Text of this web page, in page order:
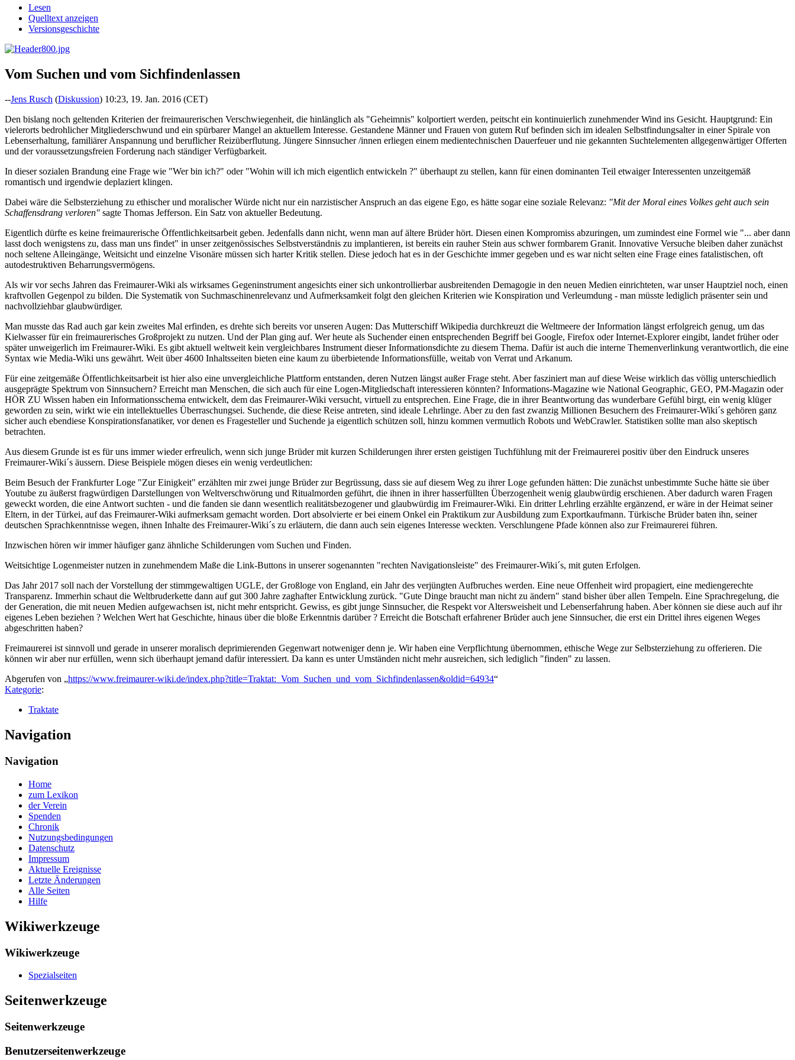
Lesen
Quelltext anzeigen
Versionsgeschichte
Vom Suchen und vom Sichfindenlassen
--Jens Rusch (Diskussion) 10:23, 19. Jan. 2016 (CET)
Den bislang noch geltenden Kriterien der freimaurerischen Verschwiegenheit, die hinlänglich als "Geheimnis" kolportiert werden, peitscht ein kontinuierlich zunehmender Wind ins Gesicht. Hauptgrund: Ein
vielerorts bedrohlicher Mitgliederschwund und ein spürbarer Mangel an aktuellem Interesse. Gestandene Männer und Frauen von gutem Ruf befinden sich im idealen Selbstfindungsalter in einer Spirale von
Lebenserhaltung, familiärer Anspannung und beruflicher Reizüberflutung. Jüngere Sinnsucher /innen erliegen einem medientechnischen Dauerfeuer und nie gekannten Suchtelementen allgegenwärtiger Offerten
und der voraussetzungsfreien Forderung nach ständiger Verfügbarkeit.
In dieser sozialen Brandung eine Frage wie "Wer bin ich?" oder "Wohin will ich mich eigentlich entwickeln ?" überhaupt zu stellen, kann für einen dominanten Teil etwaiger Interessenten unzeitgemäß
romantisch und irgendwie deplaziert klingen.
Dabei wäre die Selbsterziehung zu ethischer und moralischer Würde nicht nur ein narzistischer Anspruch an das eigene Ego, es hätte sogar eine soziale Relevanz: "Mit der Moral eines Volkes geht auch sein
Schaffensdrang verloren" sagte Thomas Jefferson. Ein Satz von aktueller Bedeutung.
Eigentlich dürfte es keine freimaurerische Öffentlichkeitsarbeit geben. Jedenfalls dann nicht, wenn man auf ältere Brüder hört. Diesen einen Kompromiss abzuringen, um zumindest eine Formel wie "... aber dann
lasst doch wenigstens zu, dass man uns findet" in unser zeitgenössisches Selbstverständnis zu implantieren, ist bereits ein rauher Stein aus schwer formbarem Granit. Innovative Versuche bleiben daher zunächst
noch seltene Alleingänge, Weitsicht und einzelne Visonäre müssen sich harter Kritik stellen. Diese jedoch hat es in der Geschichte immer gegeben und es war nicht selten eine Frage eines fatalistischen, oft
autodestruktiven Beharrungsvermögens.
Als wir vor sechs Jahren das Freimaurer-Wiki als wirksames Gegeninstrument angesichts einer sich unkontrollierbar ausbreitenden Demagogie in den neuen Medien einrichteten, war unser Hauptziel noch, einen
kraftvollen Gegenpol zu bilden. Die Systematik von Suchmaschinenrelevanz und Aufmerksamkeit folgt den gleichen Kriterien wie Konspiration und Verleumdung - man müsste lediglich präsenter sein und
nachvollziehbar glaubwürdiger.
Man musste das Rad auch gar kein zweites Mal erfinden, es drehte sich bereits vor unseren Augen: Das Mutterschiff Wikipedia durchkreuzt die Weltmeere der Information längst erfolgreich genug, um das
Kielwasser für ein freimaurerisches Großprojekt zu nutzen. Und der Plan ging auf. Wer heute als Suchender einen entsprechenden Begriff bei Google, Firefox oder Internet-Explorer eingibt, landet früher oder
später unweigerlich im Freimaurer-Wiki. Es gibt aktuell weltweit kein vergleichbares Instrument dieser Informationsdichte zu diesem Thema. Dafür ist auch die interne Themenverlinkung verantwortlich, die eine
Syntax wie Media-Wiki uns gewährt. Weit über 4600 Inhaltsseiten bieten eine kaum zu überbietende Informationsfülle, weitab von Verrat und Arkanum.
Für eine zeitgemäße Öffentlichkeitsarbeit ist hier also eine unvergleichliche Plattform entstanden, deren Nutzen längst außer Frage steht. Aber fasziniert man auf diese Weise wirklich das völlig unterschiedlich
ausgeprägte Spektrum von Sinnsuchern? Erreicht man Menschen, die sich auch für eine Logen-Mitgliedschaft interessieren könnten? Informations-Magazine wie National Geographic, GEO, PM-Magazin oder
HÖR ZU Wissen haben ein Informationsschema entwickelt, dem das Freimaurer-Wiki versucht, virtuell zu entsprechen. Eine Frage, die in ihrer Beantwortung das wunderbare Gefühl birgt, ein wenig klüger
geworden zu sein, wirkt wie ein intellektuelles Überraschungsei. Suchende, die diese Reise antreten, sind ideale Lehrlinge. Aber zu den fast zwanzig Millionen Besuchern des Freimaurer-Wiki´s gehören ganz
sicher auch ebendiese Konspirationsfanatiker, vor denen es Fragesteller und Suchende ja eigentlich schützen soll, hinzu kommen vermutlich Robots und WebCrawler. Statistiken sollte man also skeptisch
betrachten.
Aus diesem Grunde ist es für uns immer wieder erfreulich, wenn sich junge Brüder mit kurzen Schilderungen ihrer ersten geistigen Tuchfühlung mit der Freimaurerei positiv über den Eindruck unseres
Freimaurer-Wiki´s äussern. Diese Beispiele mögen dieses ein wenig verdeutlichen:
Beim Besuch der Frankfurter Loge "Zur Einigkeit" erzählten mir zwei junge Brüder zur Begrüssung, dass sie auf diesem Weg zu ihrer Loge gefunden hätten: Die zunächst unbestimmte Suche hätte sie über
Youtube zu äußerst fragwürdigen Darstellungen von Weltverschwörung und Ritualmorden geführt, die ihnen in ihrer hasserfüllten Überzogenheit wenig glaubwürdig erschienen. Aber dadurch waren Fragen
geweckt worden, die eine Antwort suchten - und die fanden sie dann wesentlich realitätsbezogener und glaubwürdig im Freimaurer-Wiki. Ein dritter Lehrling erzählte ergänzend, er wäre in der Heimat seiner
Eltern, in der Türkei, auf das Freimaurer-Wiki aufmerksam gemacht worden. Dort absolvierte er bei einem Onkel ein Praktikum zur Ausbildung zum Exportkaufmann. Türkische Brüder baten ihn, seiner
deutschen Sprachkenntnisse wegen, ihnen Inhalte des Freimaurer-Wiki´s zu erläutern, die dann auch sein eigenes Interesse weckten. Verschlungene Pfade können also zur Freimaurerei führen.
Inzwischen hören wir immer häufiger ganz ähnliche Schilderungen vom Suchen und Finden.
Weitsichtige Logenmeister nutzen in zunehmendem Maße die Link-Buttons in unserer sogenannten "rechten Navigationsleiste" des Freimaurer-Wiki´s, mit guten Erfolgen.
Das Jahr 2017 soll nach der Vorstellung der stimmgewaltigen UGLE, der Großloge von England, ein Jahr des verjüngten Aufbruches werden. Eine neue Offenheit wird propagiert, eine mediengerechte
Transparenz. Immerhin schaut die Weltbruderkette dann auf gut 300 Jahre zaghafter Entwicklung zurück. "Gute Dinge braucht man nicht zu ändern" stand bisher über allen Tempeln. Eine Sprachregelung, die
der Generation, die mit neuen Medien aufgewachsen ist, nicht mehr entspricht. Gewiss, es gibt junge Sinnsucher, die Respekt vor Altersweisheit und Lebenserfahrung haben. Aber können sie diese auch auf ihr
eigenes Leben beziehen ? Welchen Wert hat Geschichte, hinaus über die bloße Erkenntnis darüber ? Erreicht die Botschaft erfahrener Brüder auch jene Sinnsucher, die erst ein Drittel ihres eigenen Weges
abgeschritten haben?
Freimaurerei ist sinnvoll und gerade in unserer moralisch deprimierenden Gegenwart notweniger denn je. Wir haben eine Verpflichtung übernommen, ethische Wege zur Selbsterziehung zu offerieren. Die
können wir aber nur erfüllen, wenn sich überhaupt jemand dafür interessiert. Da kann es unter Umständen nicht mehr ausreichen, sich lediglich "finden" zu lassen.
Abgerufen von „https://www.freimaurer-wiki.de/index.php?title=Traktat:_Vom_Suchen_und_vom_Sichfindenlassen&oldid=64934“
Kategorie:
Traktate
Navigation
Navigation
Home
zum Lexikon
der Verein
Spenden
Chronik
Nutzungsbedingungen
Datenschutz
Impressum
Aktuelle Ereignisse
Letzte Änderungen
Alle Seiten
Hilfe
Wikiwerkzeuge
Wikiwerkzeuge
Spezialseiten
Seitenwerkzeuge
Seitenwerkzeuge
Benutzerseitenwerkzeuge